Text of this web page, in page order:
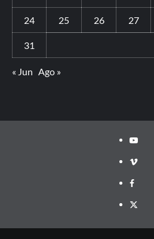
24 25 26 27
31
« Jun Ago »